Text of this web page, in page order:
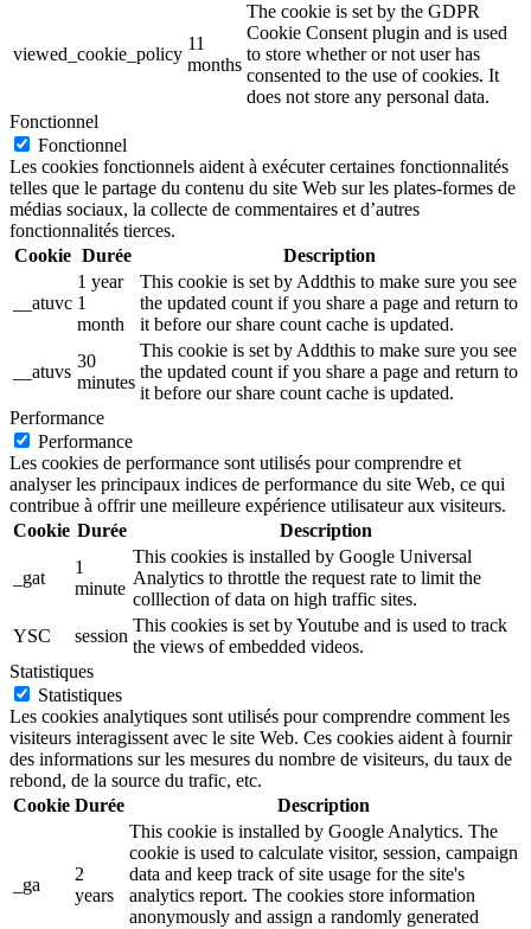
viewed_cookie_policy
11
months
The cookie is set by the GDPR
Cookie Consent plugin and is used
to store whether or not user has
consented to the use of cookies. It
does not store any personal data.
Fonctionnel
Fonctionnel
Les cookies fonctionnels aident à exécuter certaines fonctionnalités
telles que le partage du contenu du site Web sur les plates-formes de
médias sociaux, la collecte de commentaires et d’autres
fonctionnalités tierces.
Cookie Durée Description
__atuvc
1 year
1
month
This cookie is set by Addthis to make sure you see
the updated count if you share a page and return to
it before our share count cache is updated.
__atuvs
30
minutes
This cookie is set by Addthis to make sure you see
the updated count if you share a page and return to
it before our share count cache is updated.
Performance
Performance
Les cookies de performance sont utilisés pour comprendre et
analyser les principaux indices de performance du site Web, ce qui
contribue à offrir une meilleure expérience utilisateur aux visiteurs.
Cookie Durée Description
_gat
1
minute
This cookies is installed by Google Universal
Analytics to throttle the request rate to limit the
colllection of data on high traffic sites.
YSC
session
This cookies is set by Youtube and is used to track
the views of embedded videos.
Statistiques
Statistiques
Les cookies analytiques sont utilisés pour comprendre comment les
visiteurs interagissent avec le site Web. Ces cookies aident à fournir
des informations sur les mesures du nombre de visiteurs, du taux de
rebond, de la source du trafic, etc.
Cookie Durée Description
_ga
2
years
This cookie is installed by Google Analytics. The
cookie is used to calculate visitor, session, campaign
data and keep track of site usage for the site's
analytics report. The cookies store information
anonymously and assign a randomly generated